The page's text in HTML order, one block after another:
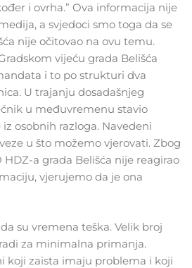
i ovrha.” Ova informacija nije
a svjedoci smo toga da se
nije očitovao na ovu temu.
vijeću grada Belišća
i to po strukturi dva
U trajanju dosadašnjeg
u međuvremenu stavio
osobnih razloga. Navedeni
u što možemo vjerovati. Zbog
a grada Belišća nije reagirao
vjerujemo da je ona
su vremena teška. Velik broj
za minimalna primanja.
koji zaista imaju problema i koji